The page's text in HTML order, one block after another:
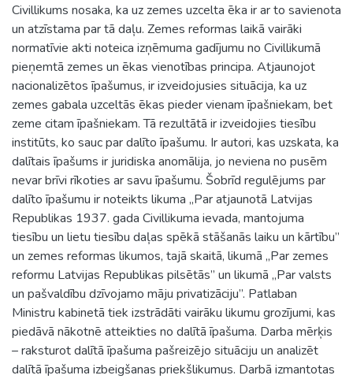
Civillikums nosaka, ka uz zemes uzcelta ēka ir ar to savienota
un atzīstama par tā daļu. Zemes reformas laikā vairāki
normatīvie akti noteica izņēmuma gadījumu no Civillikumā
pieņemtā zemes un ēkas vienotības principa. Atjaunojot
nacionalizētos īpašumus, ir izveidojusies situācija, ka uz
zemes gabala uzceltās ēkas pieder vienam īpašniekam, bet
zeme citam īpašniekam. Tā rezultātā ir izveidojies tiesību
institūts, ko sauc par dalīto īpašumu. Ir autori, kas uzskata, ka
dalītais īpašums ir juridiska anomālija, jo neviena no pusēm
nevar brīvi rīkoties ar savu īpašumu. Šobrīd regulējums par
dalīto īpašumu ir noteikts likuma „Par atjaunotā Latvijas
Republikas 1937. gada Civillikuma ievada, mantojuma
tiesību un lietu tiesību daļas spēkā stāšanās laiku un kārtību”
un zemes reformas likumos, tajā skaitā, likumā „Par zemes
reformu Latvijas Republikas pilsētās” un likumā „Par valsts
un pašvaldību dzīvojamo māju privatizāciju”. Patlaban
Ministru kabinetā tiek izstrādāti vairāku likumu grozījumi, kas
piedāvā nākotnē atteikties no dalītā īpašuma. Darba mērķis
– raksturot dalītā īpašuma pašreizējo situāciju un analizēt
dalītā īpašuma izbeigšanas priekšlikumus. Darbā izmantotas